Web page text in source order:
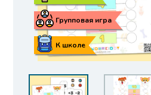
К школе
Групповая игра